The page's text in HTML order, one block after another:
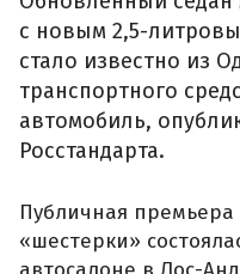
с новым 2,5-
стало известно из
транспортного
автомобиль,
Росстандарта.
Публичная премьера
«шестерки»